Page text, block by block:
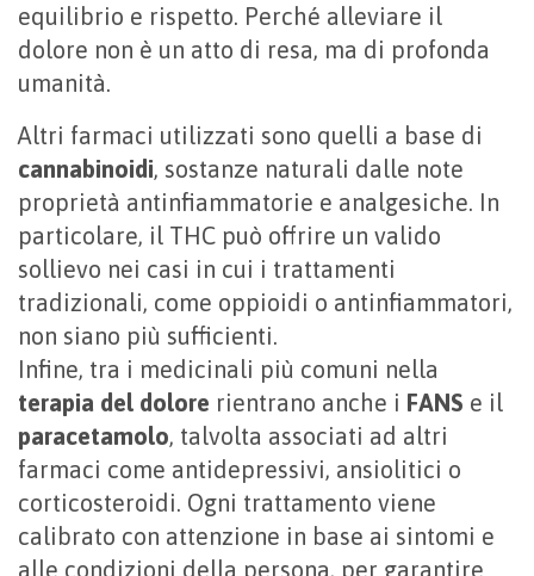
equilibrio e rispetto. Perché alleviare il
dolore non è un atto di resa, ma di profonda
umanità.
Altri farmaci utilizzati sono quelli a base di
cannabinoidi, sostanze naturali dalle note
proprietà antinfiammatorie e analgesiche. In
particolare, il THC può offrire un valido
sollievo nei casi in cui i trattamenti
tradizionali, come oppioidi o antinfiammatori,
non siano più sufficienti.
Infine, tra i medicinali più comuni nella
terapia del dolore rientrano anche i FANS e il
paracetamolo, talvolta associati ad altri
farmaci come antidepressivi, ansiolitici o
corticosteroidi. Ogni trattamento viene
calibrato con attenzione in base ai sintomi e
alle condizioni della persona, per garantire